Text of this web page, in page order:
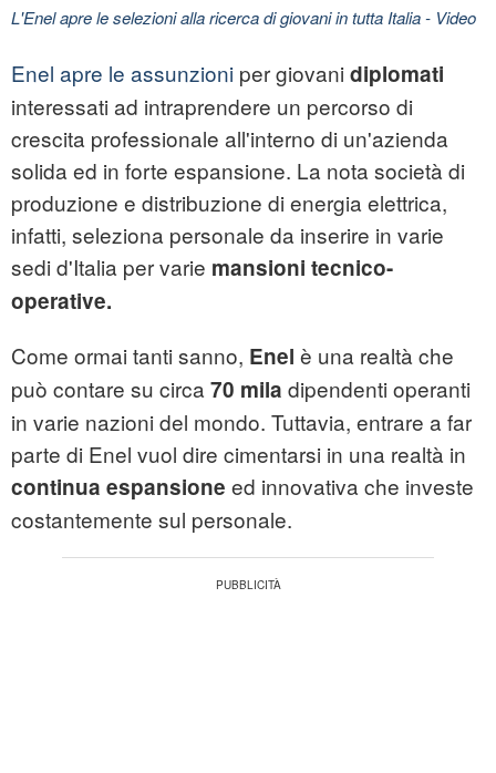
L'Enel apre le selezioni alla ricerca di giovani in tutta Italia- Video
Enel apre le assunzioni per giovani diplomati
interessati ad intraprendere un percorso di
crescita professionale all'interno di un'azienda
solida ed in forte espansione. La nota società di
produzione e distribuzione di energia elettrica,
infatti, seleziona personale da inserire in varie
sedi d'Italia per varie mansioni tecnico-
operative.
Come ormai tanti sanno, Enel è una realtà che
può contare su circa 70 mila dipendenti operanti
in varie nazioni del mondo. Tuttavia, entrare a far
parte di Enel vuol dire cimentarsi in una realtà in
continua espansione ed innovativa che investe
costantemente sul personale.